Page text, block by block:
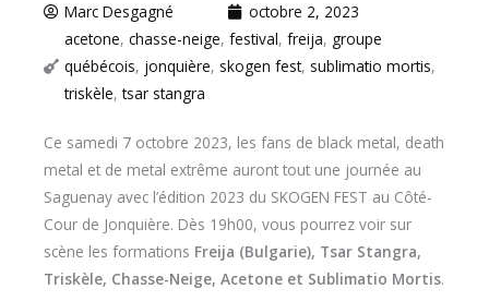
Marc Desgagné
octobre 2, 2023
acetone, chasse-neige, festival, freija, groupe
québécois, jonquière, skogen fest, sublimatio mortis,
triskèle,tsar stangra
Ce samedi 7 octobre 2023, les fans de black metal, death
metal et de metal extrême auront tout une journée au
Saguenay avec l’édition 2023 du SKOGEN FEST au Côté-
Cour de Jonquière. Dès 19h00, vous pourrez voir sur
scène les formations Freija (Bulgarie), Tsar Stangra,
Triskèle, Chasse-Neige, Acetone et Sublimatio Mortis.